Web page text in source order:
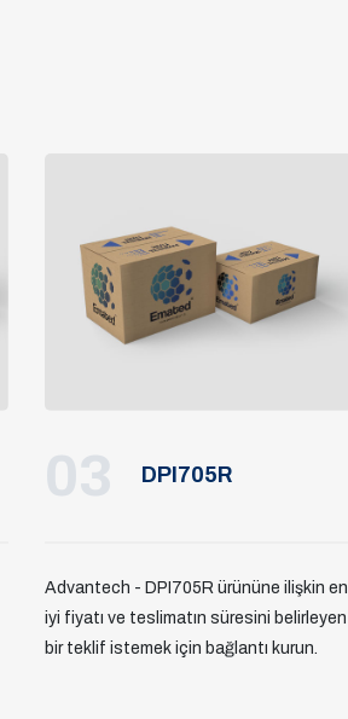
03 DPI705R
Advantech - DPI705R ürününe ilişkin en
iyi fiyatı ve teslimatın süresini belirleyen
bir teklif istemek için bağlantı kurun.